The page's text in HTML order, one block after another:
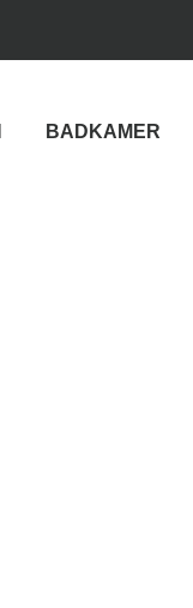
BADKAMER